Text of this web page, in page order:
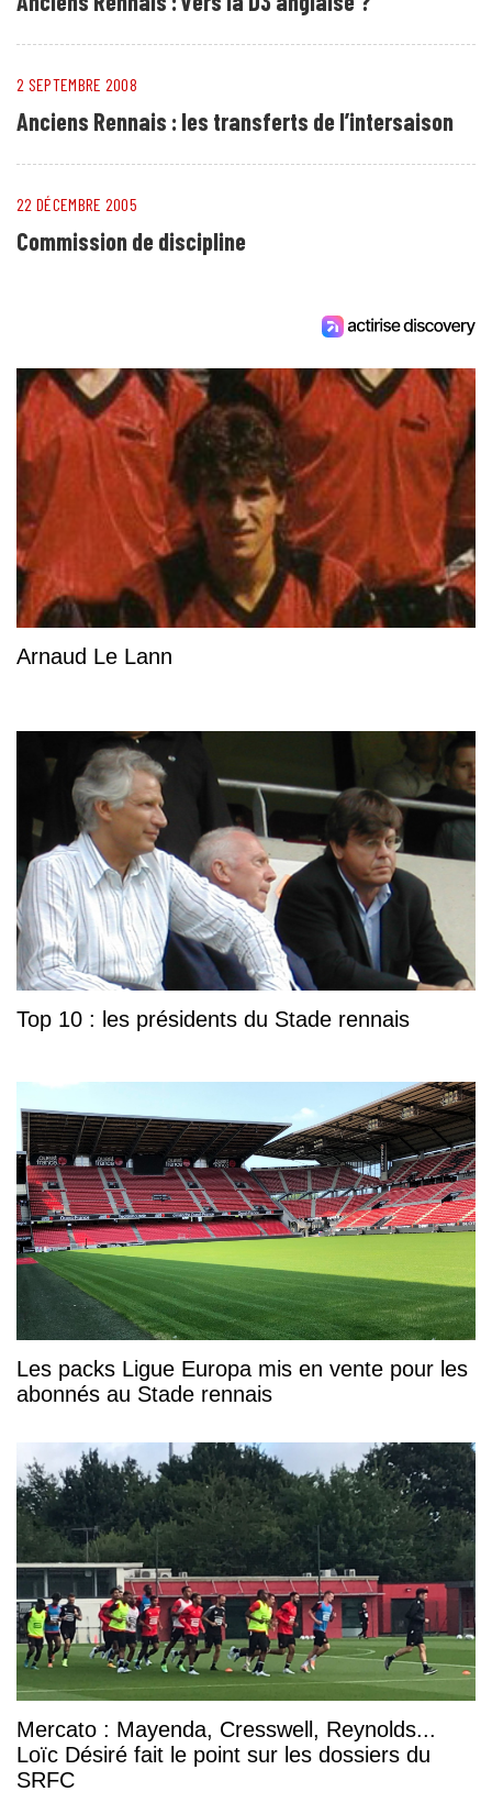
2 SEPTEMBRE 2008
Anciens Rennais : les transferts de l’intersaison
22 DÉCEMBRE 2005
Commission de discipline
Arnaud Le Lann
Top 10 : les présidents du Stade rennais
Les packs Ligue Europa mis en vente pour les
abonnés au Stade rennais
Mercato : Mayenda, Cresswell, Reynolds...
Loïc Désiré fait le point sur les dossiers du
SRFC